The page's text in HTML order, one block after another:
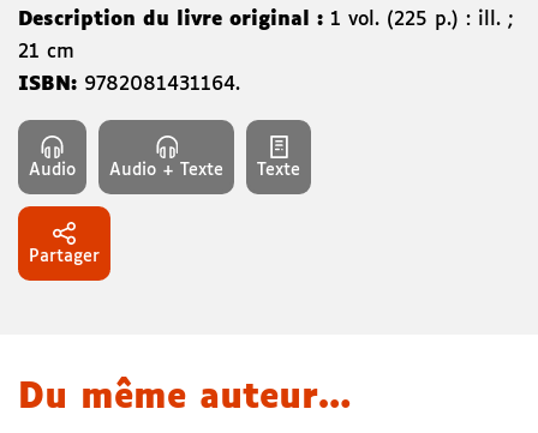
Description du livre original : 1 vol. (225 p.) : ill. ;
21 cm
ISBN: 9782081431164.
Audio Audio + Texte Texte
Partager
Du même auteur…